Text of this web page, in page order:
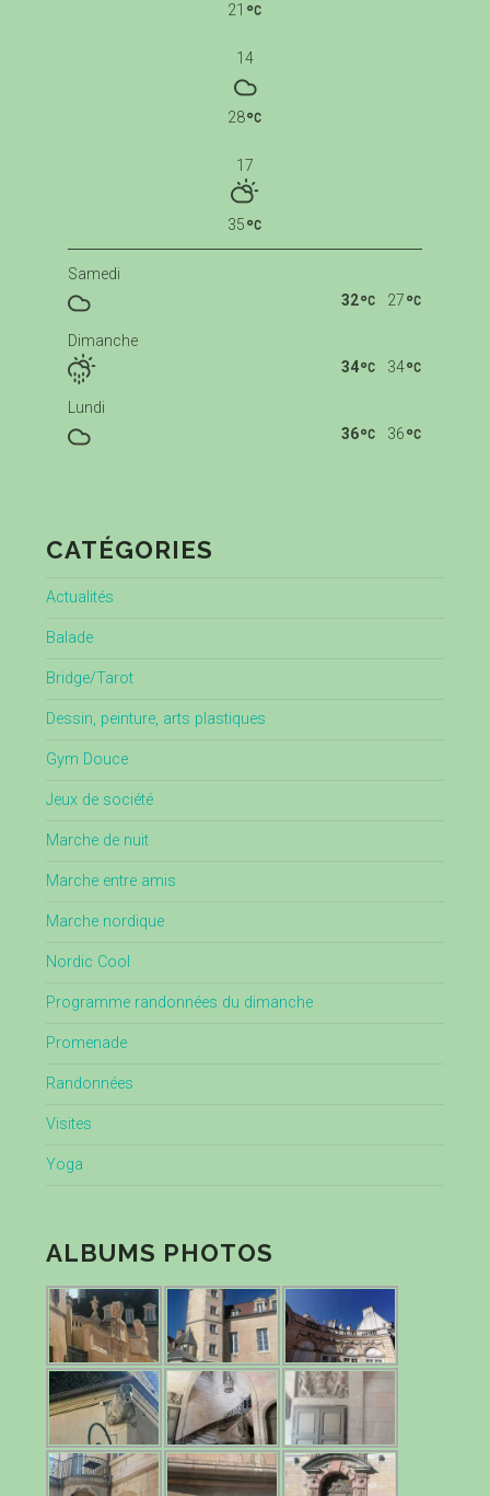
21
14
28
17
35
Samedi
27
32
Dimanche
34
34
Lundi
36
36
CATÉGORIES
Actualités
Balade
Bridge/Tarot
Dessin, peinture, arts plastiques
Gym Douce
Jeux de société
Marche de nuit
Marche entre amis
Marche nordique
Nordic Cool
Programme randonnées du dimanche
Promenade
Randonnées
Visites
Yoga
ALBUMS PHOTOS